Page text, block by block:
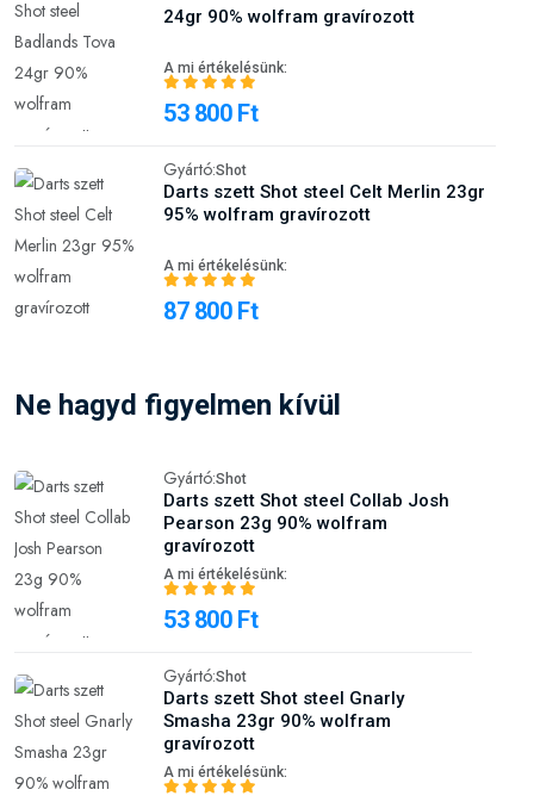
24gr 90% wolfram gravírozott
A mi értékelésünk:
53 800 Ft
Gyártó:Shot
Darts szett Shot steel Celt Merlin 23gr
95% wolfram gravírozott
A mi értékelésünk:
87 800 Ft
Ne hagyd figyelmen kívül
Gyártó:Shot
Darts szett Shot steel Collab Josh
Pearson 23g 90% wolfram
gravírozott
A mi értékelésünk:
53 800 Ft
Gyártó:Shot
Darts szett Shot steel Gnarly
Smasha 23gr 90% wolfram
gravírozott
A mi értékelésünk: